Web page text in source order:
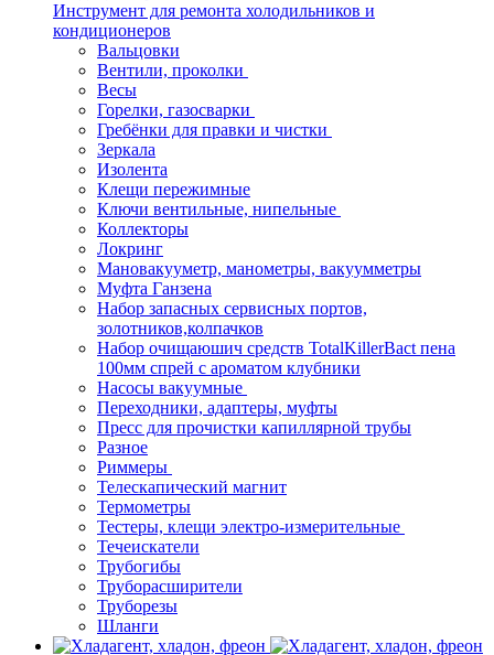
Инструмент для ремонта холодильников и
кондиционеров
Вальцовки
Вентили, проколки
Весы
Горелки, газосварки
Гребёнки для правки и чистки
Зеркала
Изолента
Клещи пережимные
Ключи вентильные, нипельные
Коллекторы
Локринг
Мановакууметр, манометры, вакуумметры
Муфта Ганзена
Набор запасных сервисных портов,
золотников,колпачков
Набор очищаюшич средств TotalKillerBact пена
100мм спрей с ароматом клубники
Насосы вакуумные
Переходники, адаптеры, муфты
Пресс для прочистки капиллярной трубы
Разное
Риммеры
Телескапический магнит
Термометры
Тестеры, клещи электро-измерительные
Течеискатели
Трубогибы
Труборасширители
Труборезы
Шланги